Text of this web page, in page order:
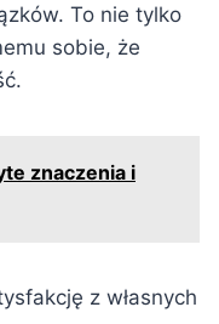
To nie tylko
sobie, że
znaczenia i
z własnych